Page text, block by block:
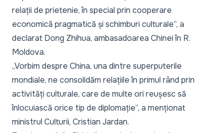
relații de prietenie, în special prin cooperare
economică pragmatică și schimburi culturale”, a
declarat Dong Zhihua, ambasadoarea Chinei în R.
Moldova.
„Vorbim despre China, una dintre superputerile
mondiale, ne consolidăm relațiile în primul rând prin
activități culturale, care de multe ori reușesc să
înlocuiască orice tip de diplomație”, a menționat
ministrul Culturii, Cristian Jardan.